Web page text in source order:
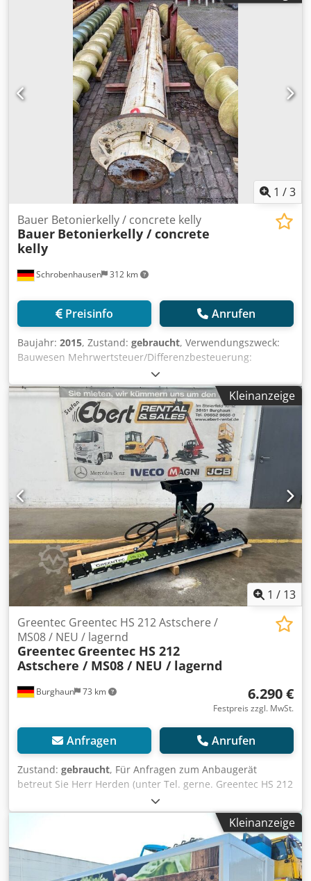
mit Spannzange MRZ 125 RTG Rammtechnik / Bauer
Maschinen GmbH Rüttler Der Rüttler ist sofort
einsatzbereit und in gutem Zustand.
1 /3
Schrobenhausen 312 km
Bauer Betonierkelly / concrete kelly
Bauer Betonierkelly / concrete
kelly
Preisinfo Anrufen
Baujahr: 2015, Zustand: gebraucht, Verwendungszweck:
Bauwesen Mehrwertsteuer/Differenzbesteuerung:
Mehrwertsteuer abzugsfähig Chodpfxeh Ty Dps Abrea
Wenden Sie sich an Mohamad Fattah Ahmad, um weitere
Informationen zu erhalten. Durchmesser 368 mm Länge
4m Verbinder 254
Kleinanzeige
1 / 13
Burghaun 73 km
Greentec Greentec HS 212 Astschere /
MS08 / NEU / lagernd
Greentec Greentec HS 212
Astschere / MS08 / NEU / lagernd
6.290 €
Festpreis zzgl. MwSt.
Anfragen Anrufen
Zustand: gebraucht, Für Anfragen zum Anbaugerät
betreut Sie Herr Herden (unter Tel. gerne. Greentec HS 212
Astschere / inkl. MS08 Adapterplatte / NEU-Gerät / lagernd
& sofort verfügbar Preis: 6.290,00 € netto / 7.485,10 €
brutto - Arbeitsbreite: 2.100 mm - Schnitt pro Minute: 250
-450 - Max. Aststärke: 60 mm - Ölmenge: 50 l/min - Druck:
190 bar - Arbeitsgeschwindigkeit: 5 km/h - Gewicht: 132 kg
Optional: Mengenteiler mit Überdruckventil - frei
Kleinanzeige